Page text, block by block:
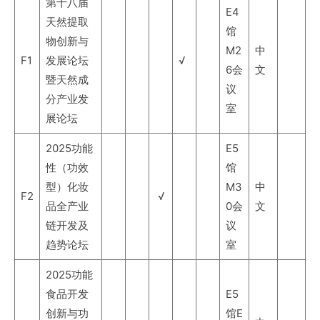
F1
天然提取
物创新与
发展论坛
暨天然成
分产业发
展论坛
√
E4
馆
M2
6会
议
室
中
文
F2
2025功能
性（功效
型）化妆
品全产业
链开发及
趋势论坛
√
E5
馆
M3
0会
议
室
中
文
2025功能
食品开发
创新与功
E5
馆E